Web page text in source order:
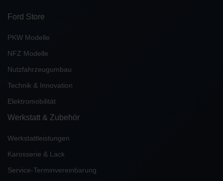
Ford Store
PKW Modelle
NFZ Modelle
Nutzfahrzeugumbau
Technik & Innovation
Elektromobilität
Werkstatt & Zubehör
Werkstattleistungen
Karosserie & Lack
Service-Terminvereinbarung